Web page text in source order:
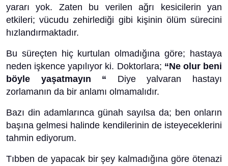
yararı yok. Zaten bu verilen ağrı kesicilerin yan
etkileri; vücudu zehirlediği gibi kişinin ölüm sürecini
hızlandırmaktadır.
Bu süreçten hiç kurtulan olmadığına göre; hastaya
neden işkence yapılıyor ki. Doktorlara; “Ne olur beni
böyle yaşatmayın “ Diye yalvaran hastayı
zorlamanın da bir anlamı olmamalıdır.
Bazı din adamlarınca günah sayılsa da; ben onların
başına gelmesi halinde kendilerinin de isteyeceklerini
tahmin ediyorum.
Tıbben de yapacak bir şey kalmadığına göre ötenazi